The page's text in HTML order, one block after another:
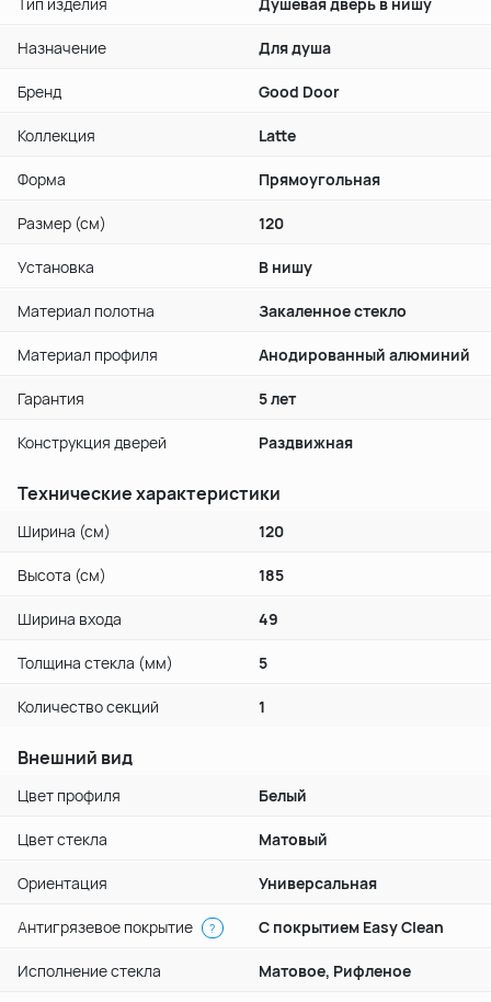
Назначение Для душа
Бренд Good Door
Коллекция Latte
Форма Прямоугольная
Размер (см) 120
Установка В нишу
Материал полотна Закаленное стекло
Материал профиля Анодированный алюминий
Гарантия 5 лет
Конструкция дверей Раздвижная
Технические характеристики
Ширина (см) 120
Высота (см) 185
Ширина входа 49
Толщина стекла (мм) 5
Количество секций 1
Внешний вид
Цвет профиля Белый
Цвет стекла Матовый
Ориентация Универсальная
Антигрязевое покрытие ? С покрытием Easy Clean
Исполнение стекла Матовое, Рифленое